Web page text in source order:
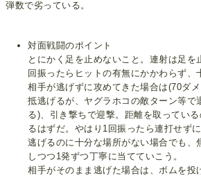
弾数で劣っている。
対面戦闘のポイント
とにかく足を止めないこと。連射は足を
回振ったらヒットの有無にかかわらず、
相手が逃げずに攻めてきた場合は(70ダ
抵逃げるが、ヤグラホコの敵ターン等で
る)、引き撃ちで迎撃。距離を取ってい
るはずだ。やはり1回振ったら連打せず
逃げるのに十分な場所がない場合でも、
しつつ1発ずつ丁寧に当てていこう。
相手がそのまま逃げた場合は、ボムを投